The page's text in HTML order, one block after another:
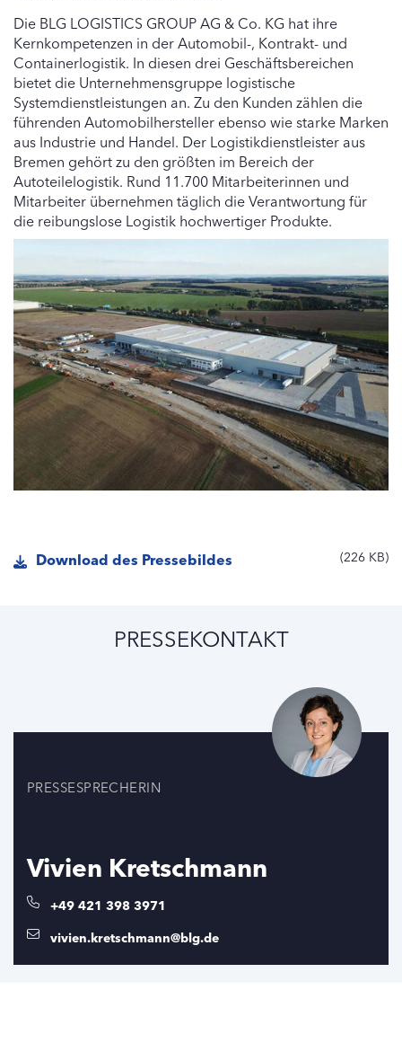
Die BLG LOGISTICS GROUP AG & Co. KG hat ihre
Kernkompetenzen in der Automobil-, Kontrakt- und
Containerlogistik. In diesen drei Geschäftsbereichen
bietet die Unternehmensgruppe logistische
Systemdienstleistungen an. Zu den Kunden zählen die
führenden Automobilhersteller ebenso wie starke Marken
aus Industrie und Handel. Der Logistikdienstleister aus
Bremen gehört zu den größten im Bereich der
Autoteilelogistik. Rund 11.700 Mitarbeiterinnen und
Mitarbeiter übernehmen täglich die Verantwortung für
die reibungslose Logistik hochwertiger Produkte.
Download des Pressebildes 226 KB
PRESSEKONTAKT
PRESSESPRECHERIN
Vivien Kretschmann
+49 421 398 3971
vivien.kretschmann@blg.de